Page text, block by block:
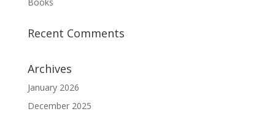
Recent Comments
Archives
January 2026
December 2025